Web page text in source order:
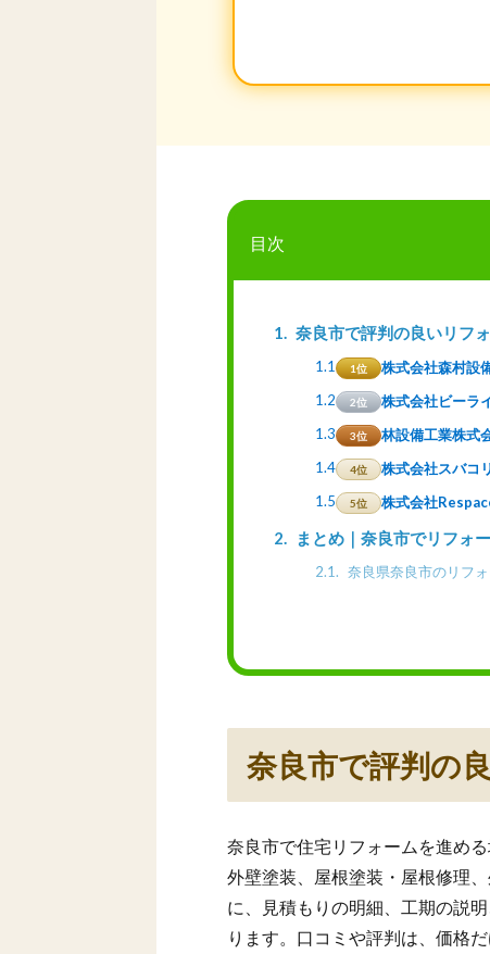
目次
1 奈良市で評判の良いリフ
1.1 1位 株式会社森村設
1.2 2位 株式会社ビーラ
1.3 3位 林設備工業株式
1.4 4位 株式会社スバコ
1.5 5位 株式会社
2 まとめ｜奈良市でリフォ
2.1 奈良県奈良市のリフ
奈良市で評判の
奈良市で住宅リフォームを進め
外壁塗装、屋根塗装・屋根修理
に、見積もりの明細、工期の説
ります。口コミや評判は、価格